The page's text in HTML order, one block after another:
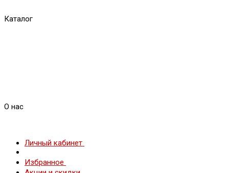
Каталог
О нас
Личный кабинет
Избранное